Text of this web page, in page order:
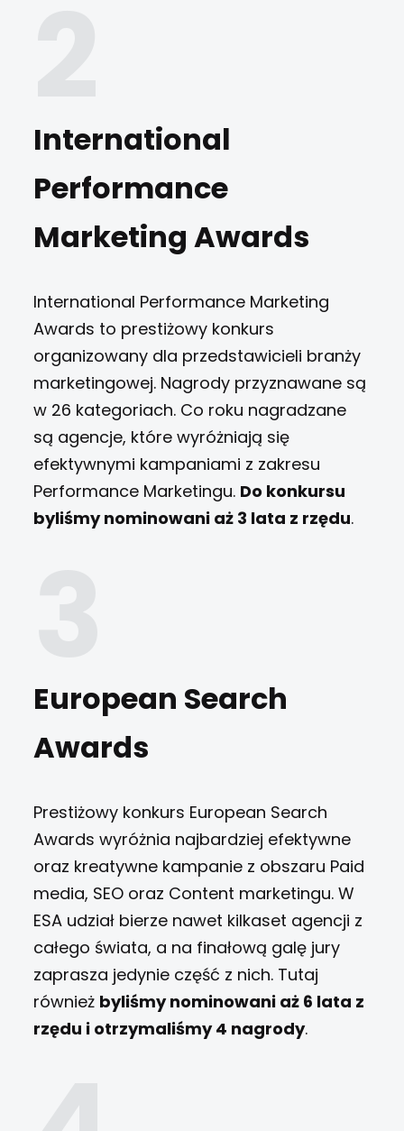
International
Performance
Marketing Awards
International Performance Marketing
Awards to prestiżowy konkurs
organizowany dla przedstawicieli branży
marketingowej. Nagrody przyznawane są
w 26 kategoriach. Co roku nagradzane
są agencje, które wyróżniają się
efektywnymi kampaniami z zakresu
Performance Marketingu. Do konkursu
byliśmy nominowani aż 3 lata z rzędu.
European Search
Awards
Prestiżowy konkurs European Search
Awards wyróżnia najbardziej efektywne
oraz kreatywne kampanie z obszaru Paid
media, SEO oraz Content marketingu. W
ESA udział bierze nawet kilkaset agencji z
całego świata, a na finałową galę jury
zaprasza jedynie część z nich. Tutaj
również byliśmy nominowani aż 6 lata z
rzędu i otrzymaliśmy 4 nagrody.